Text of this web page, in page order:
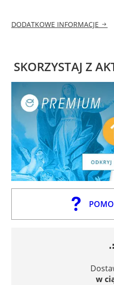
DODATKOWE INFORMACJE
SKORZYSTAJ Z
w